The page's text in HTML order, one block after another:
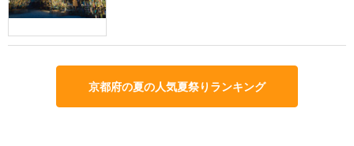
京都府の夏の人気夏祭りランキング